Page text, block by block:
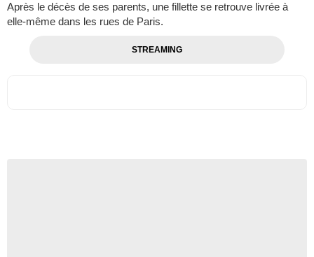
Après le décès de ses parents, une fillette se retrouve livrée à
elle-même dans les rues de Paris.
STREAMING